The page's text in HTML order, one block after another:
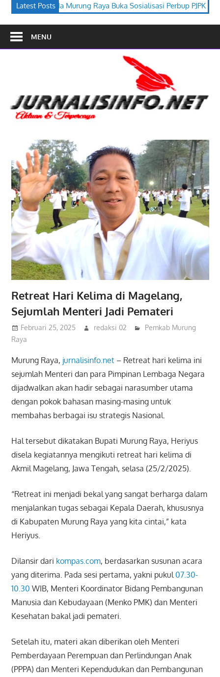
Latest Posts
Buka Sosialisasi Perbup PJPK 2026–2030 Festival Budaya
MENU
Retreat Hari Kelima di Magelang,
Sejumlah Menteri Jadi Pemateri
Februari 25, 2025 redaksi 02
Pemkab Murung
Raya
Murung Raya, jurnalisinfo.net– Retreat hari kelima ini
sejumlah Menteri dan para Pimpinan Lembaga Negara
dijadwalkan akan hadir sebagai narasumber utama
dengan pokok bahasan masing-masing untuk
membahas berbagai isu strategis Nasional.
Hal tersebut dikatakan Bupati Murung Raya, Heriyus
disela kegiatannya mengikuti retreat hari kelima di
Akmil Magelang, Jawa Tengah, selasa (25/2/2025).
“Retreat ini menjadi bekal yang sangat berharga dalam
menjalankan tugas sebagai Kepala Daerah, khususnya
di Kabupaten Murung Raya yang kita cintai,” kata
Heriyus.
Dilansir dari kompas.com, berdasarkan susunan acara
yang diterima. Pada sesi pertama, yakni pukul07.30-
10.30 WIB, Menteri Koordinator Bidang Pembangunan
Manusia dan Kebudayaan (Menko PMK) dan Menteri
Kesehatan bakal jadi pemateri.
Setelah itu, materi akan diberikan oleh Menteri
Pemberdayaan Perempuan dan Perlindungan Anak
(PPPA) dan Menteri Kependudukan dan Pembangunan